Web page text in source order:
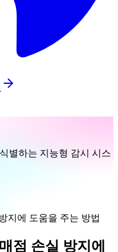
별하는 지능형 감시 시스
점 손실 방지에